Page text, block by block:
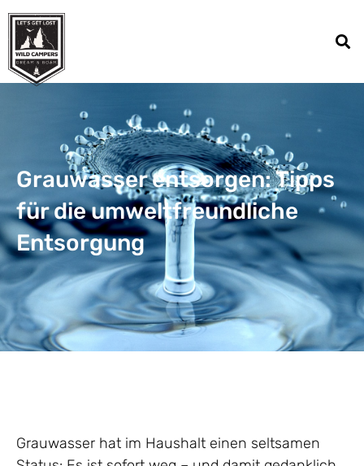
Grauwasser entsorgen: Tipps
für die umweltfreundliche
Entsorgung
Grauwasser hat im Haushalt einen seltsamen